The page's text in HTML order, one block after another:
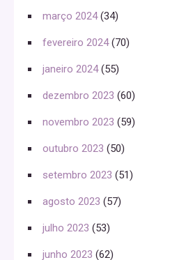
março 2024(34)
fevereiro 2024(70)
janeiro 2024(55)
dezembro 2023 (60)
novembro 2023 (59)
outubro 2023 (50)
setembro 2023 (51)
agosto 2023 (57)
julho 2023 (53)
junho 2023 (62)